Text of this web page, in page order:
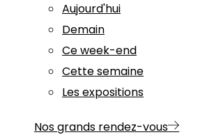
Aujourd'hui
Demain
Ce week-end
Cette semaine
Les expositions
Nos grands rendez-vous